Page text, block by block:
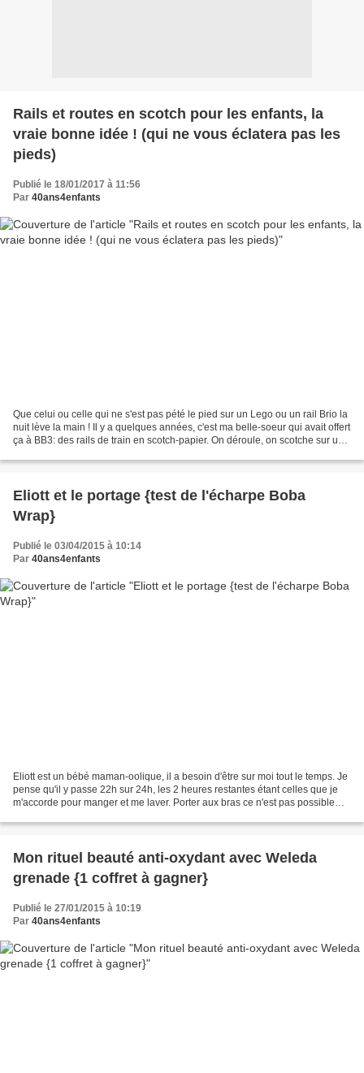
Rails et routes en scotch pour les enfants, la
vraie bonne idée ! (qui ne vous éclatera pas les
pieds)
Publié le 18/01/2017 à 11:56
Par 40ans4enfants
Que celui ou celle qui ne s'est pas pété le pied sur un Lego ou un rail Brio la
nuit lève la main ! Il y a quelques années, c'est ma belle-soeur qui avait offert
ça à BB3: des rails de train en scotch-papier. On déroule, on scotche sur une
Eliott et le portage {test de l'écharpe Boba
Wrap}
Publié le 03/04/2015 à 10:14
Par 40ans4enfants
Eliott est un bébé maman-oolique, il a besoin d'être sur moi tout le temps. Je
pense qu'il y passe 22h sur 24h, les 2 heures restantes étant celles que je
m'accorde pour manger et me laver. Porter aux bras ce n'est pas possible
Mon rituel beauté anti-oxydant avec Weleda
grenade {1 coffret à gagner}
Publié le 27/01/2015 à 10:19
Par 40ans4enfants